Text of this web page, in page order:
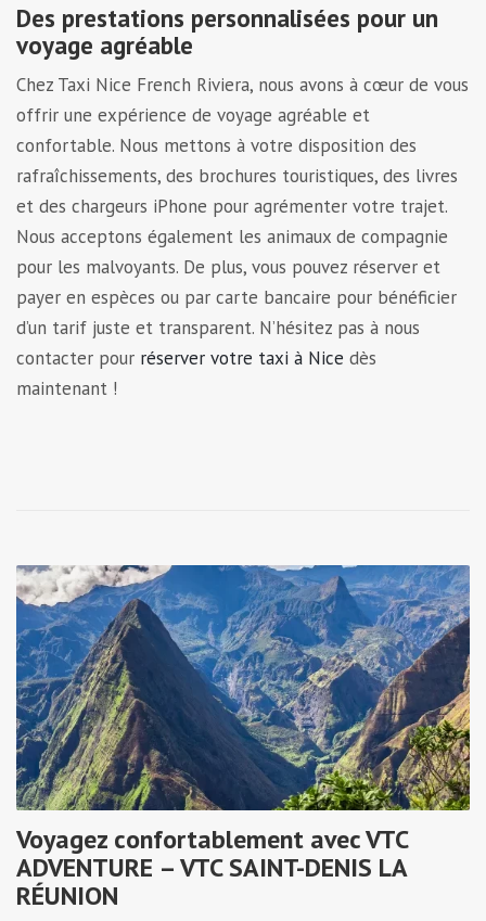
Des prestations personnalisées pour un
voyage agréable
Chez Taxi Nice French Riviera, nous avons à cœur de vous
offrir une expérience de voyage agréable et
confortable. Nous mettons à votre disposition des
rafraîchissements, des brochures touristiques, des livres
et des chargeurs iPhone pour agrémenter votre trajet.
Nous acceptons également les animaux de compagnie
pour les malvoyants. De plus, vous pouvez réserver et
payer en espèces ou par carte bancaire pour bénéficier
d’un tarif juste et transparent. N’hésitez pas à nous
contacter pour réserver votre taxi à Nice dès
maintenant !
Voyagez confortablement avec VTC
ADVENTURE – VTC SAINT-DENIS LA
RÉUNION